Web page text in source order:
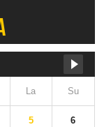
La Su
5 6